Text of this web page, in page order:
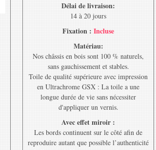
Délai de livraison:
14 à 20 jours
Fixation : Incluse
Matériau:
Nos châssis en bois sont 100 % naturels,
sans gauchissement et stables.
Toile de qualité supérieure avec impression
en Ultrachrome GSX : La toile a une
longue durée de vie sans nécessiter
d'appliquer un vernis.
Avec effet miroir :
Les bords continuent sur le côté afin de
reproduire autant que possible l’authenticité